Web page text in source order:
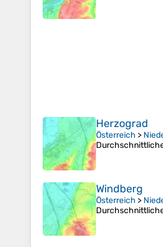
Herzograd
Österreich >
Windberg
Österreich >